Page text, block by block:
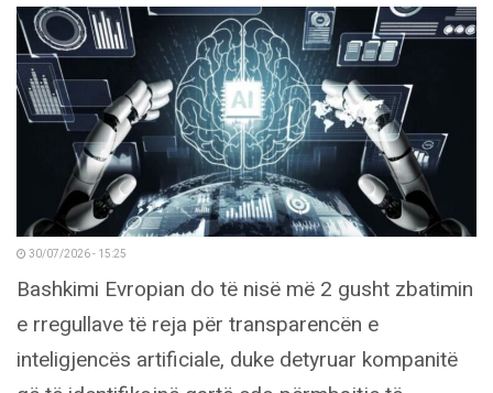
30/07/2026 - 15:25
Bashkimi Evropian do të nisë më 2 gusht zbatimin
e rregullave të reja për transparencën e
inteligjencës artificiale, duke detyruar kompanitë